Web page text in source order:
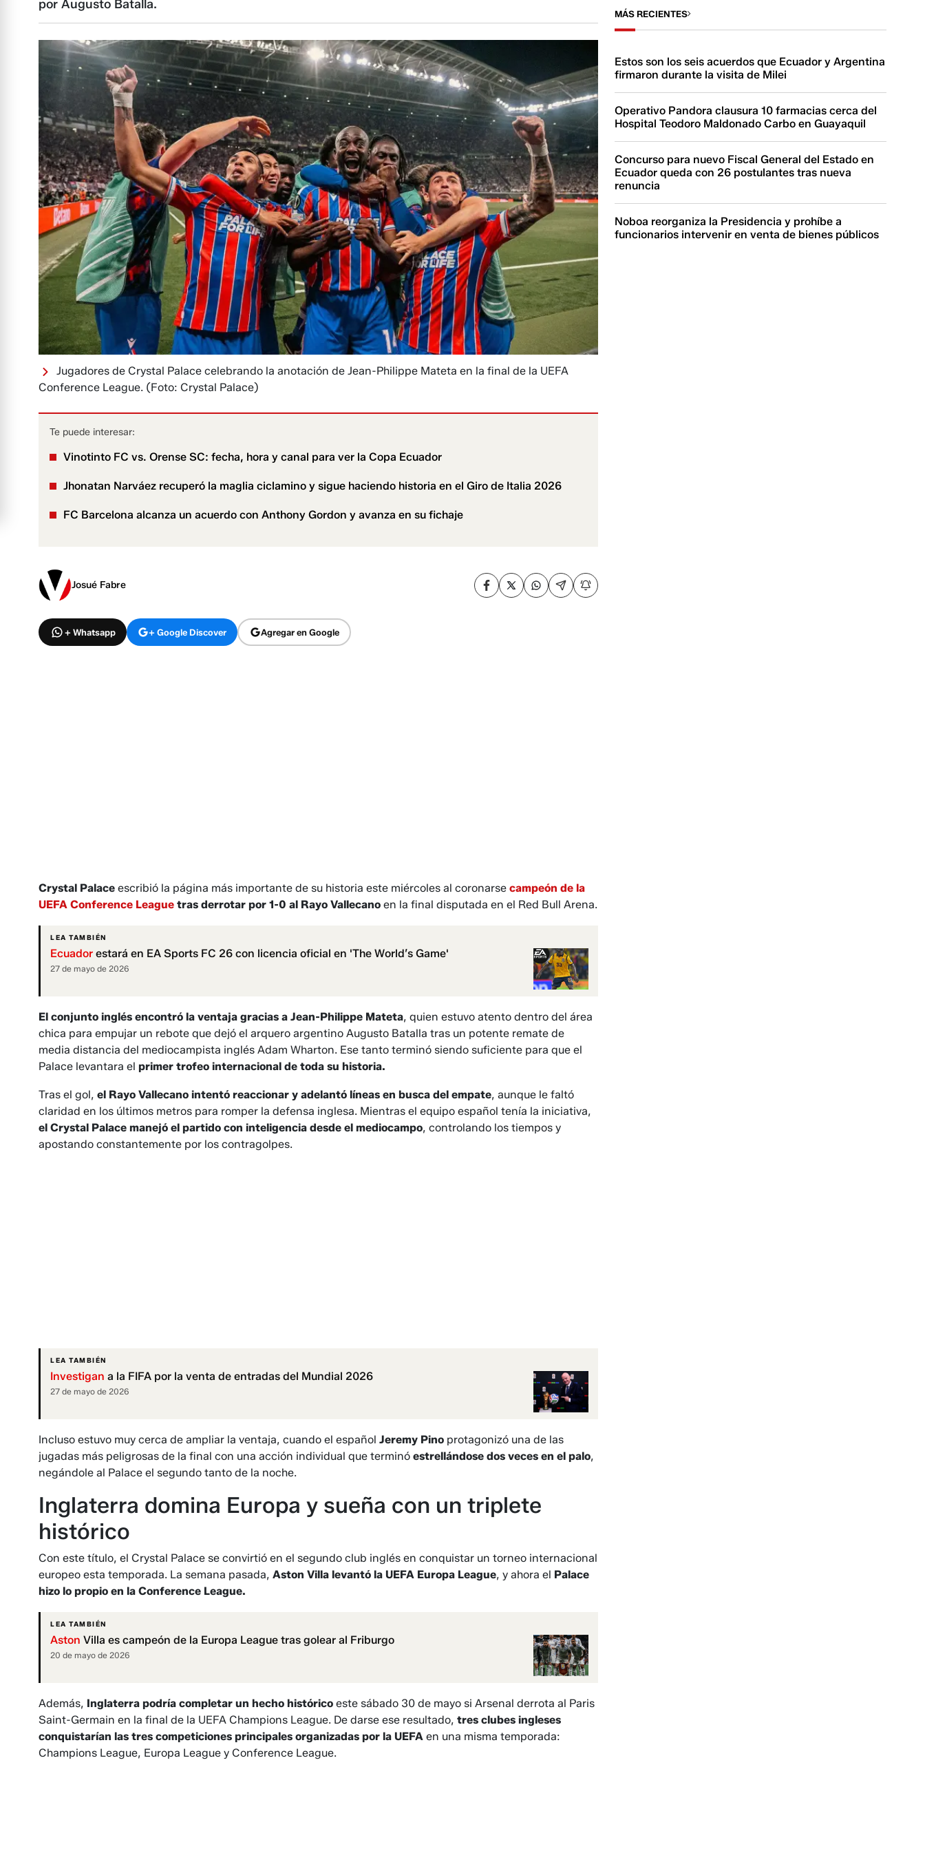
por Augusto Batalla.
Jugadores de Crystal Palace celebrando la anotación de Jean-Philippe Mateta en la final de la UEFA
Conference League. (Foto: Crystal Palace)
Te puede interesar:
Vinotinto FC vs. Orense SC: fecha, hora y canal para ver la Copa Ecuador
Jhonatan Narváez recuperó la maglia ciclamino y sigue haciendo historia en el Giro de Italia 2026
FC Barcelona alcanza un acuerdo con Anthony Gordon y avanza en su fichaje
Josué Fabre
+ Whatsapp + Google Discover Agregar en Google
Crystal Palace escribió la página más importante de su historia este miércoles al coronarse campeón de la
UEFA Conference League tras derrotar por 1-0 al Rayo Vallecano en la final disputada en el Red Bull Arena.
LEA TAMBIÉN
Ecuador estará en EA Sports FC 26 con licencia oficial en 'The World’s Game'
27 de mayo de 2026
El conjunto inglés encontró la ventaja gracias a Jean-Philippe Mateta, quien estuvo atento dentro del área
chica para empujar un rebote que dejó el arquero argentino Augusto Batalla tras un potente remate de
media distancia del mediocampista inglés Adam Wharton. Ese tanto terminó siendo suficiente para que el
Palace levantara el primer trofeo internacional de toda su historia.
Tras el gol, el Rayo Vallecano intentó reaccionar y adelantó líneas en busca del empate, aunque le faltó
claridad en los últimos metros para romper la defensa inglesa. Mientras el equipo español tenía la iniciativa,
el Crystal Palace manejó el partido con inteligencia desde el mediocampo, controlando los tiempos y
apostando constantemente por los contragolpes.
LEA TAMBIÉN
Investigan a la FIFA por la venta de entradas del Mundial 2026
27 de mayo de 2026
Incluso estuvo muy cerca de ampliar la ventaja, cuando el español Jeremy Pino protagonizó una de las
jugadas más peligrosas de la final con una acción individual que terminó estrellándose dos veces en el palo,
negándole al Palace el segundo tanto de la noche.
Inglaterra domina Europa y sueña con un triplete
histórico
Con este título, el Crystal Palace se convirtió en el segundo club inglés en conquistar un torneo internacional
europeo esta temporada. La semana pasada, Aston Villa levantó la UEFA Europa League, y ahora el Palace
hizo lo propio en la Conference League.
LEA TAMBIÉN
Aston Villa es campeón de la Europa League tras golear al Friburgo
20 de mayo de 2026
Además, Inglaterra podría completar un hecho histórico este sábado 30 de mayo si Arsenal derrota al Paris
Saint-Germain en la final de la UEFA Champions League. De darse ese resultado, tres clubes ingleses
conquistarían las tres competiciones principales organizadas por la UEFA en una misma temporada:
Champions League, Europa League y Conference League.
MÁS RECIENTES
Estos son los seis acuerdos que Ecuador y Argentina
firmaron durante la visita de Milei
Operativo Pandora clausura 10 farmacias cerca del
Hospital Teodoro Maldonado Carbo en Guayaquil
Concurso para nuevo Fiscal General del Estado en
Ecuador queda con 26 postulantes tras nueva
renuncia
Noboa reorganiza la Presidencia y prohíbe a
funcionarios intervenir en venta de bienes públicos